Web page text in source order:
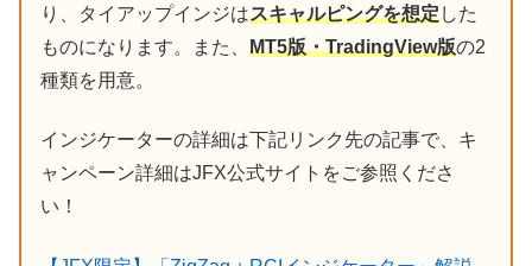
り、タイアップインジはスキャルピングを想定した
ものになります。また、 MT5版・TradingView版の2
種類を用意。
インジケーターの詳細は下記リンク先の記事で、キ
ャンペーン詳細はJFX公式サイトをご参照くださ
い！